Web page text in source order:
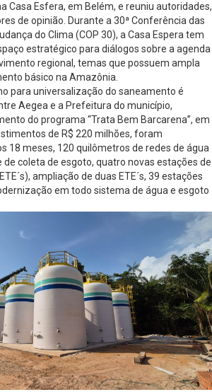
Casa Esfera, em Belém, e reuniu autoridades,
de opinião. Durante a 30ª Conferência das
do Clima (COP 30), a Casa Espera tem
estratégico para diálogos sobre a agenda
regional, temas que possuem ampla
básico na Amazônia.
para universalização do saneamento é
Aegea e a Prefeitura do município,
do programa “Trata Bem Barcarena”, em
de R$ 220 milhões, foram
18 meses, 120 quilômetros de redes de água
coleta de esgoto, quatro novas estações de
ampliação de duas ETE´s, 39 estações
em todo sistema de água e esgoto